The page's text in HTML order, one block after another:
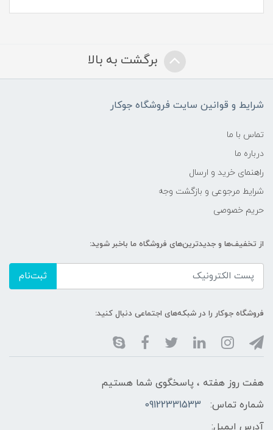
برگشت به بالا
شرایط و قوانین سایت فروشگاه جوکار
تماس با ما
درباره ما
راهنمای خرید و ارسال
شرایط مرجوعی و بازگشت وجه
حریم خصوصی
از تخفیف‌ها و جدیدترین‌های فروشگاه ما باخبر شوید:
ثبت‌نام
فروشگاه جوکار را در شبکه‌های اجتماعی دنبال کنید:
هفت روز هفته ، پاسخگوی شما هستیم
شماره تماس:
09122331533
آدرس ایمیل: